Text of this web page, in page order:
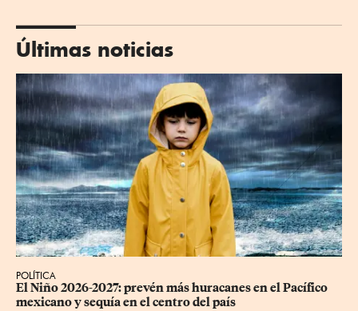
Últimas noticias
POLÍTICA
El Niño 2026-2027: prevén más huracanes en el Pacífico
mexicano y sequía en el centro del país